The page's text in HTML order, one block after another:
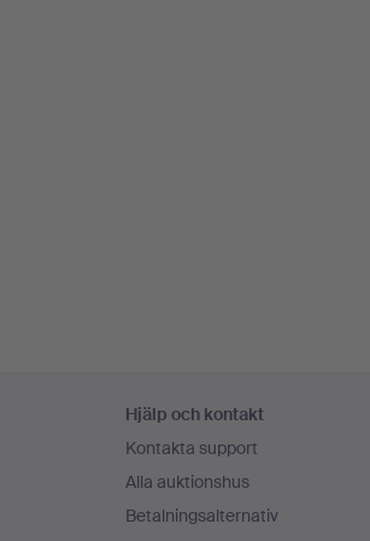
Hjälp och kontakt
Kontakta support
Alla auktionshus
Betalningsalternativ